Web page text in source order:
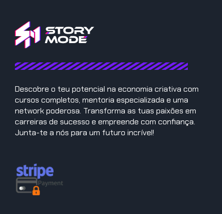
Descobre o teu potencial na economia criativa com
cursos completos, mentoria especializada e uma
network poderosa. Transforma as tuas paixões em
carreiras de sucesso e empreende com confiança.
Junta-te a nós para um futuro incrível!